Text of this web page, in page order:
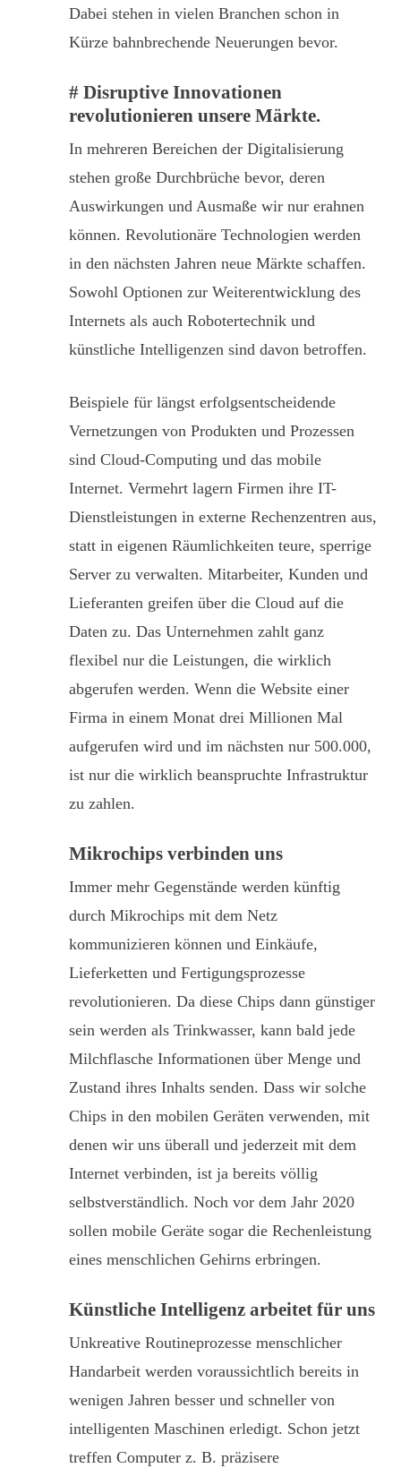
Dabei stehen in vielen Branchen schon in
Kürze bahnbrechende Neuerungen bevor.
# Disruptive Innovationen
revolutionieren unsere Märkte.
In mehreren Bereichen der Digitalisierung
stehen große Durchbrüche bevor, deren
Auswirkungen und Ausmaße wir nur erahnen
können. Revolutionäre Technologien werden
in den nächsten Jahren neue Märkte schaffen.
Sowohl Optionen zur Weiterentwicklung des
Internets als auch Robotertechnik und
künstliche Intelligenzen sind davon betroffen.
Beispiele für längst erfolgsentscheidende
Vernetzungen von Produkten und Prozessen
sind Cloud-Computing und das mobile
Internet. Vermehrt lagern Firmen ihre IT-
Dienstleistungen in externe Rechenzentren aus,
statt in eigenen Räumlichkeiten teure, sperrige
Server zu verwalten. Mitarbeiter, Kunden und
Lieferanten greifen über die Cloud auf die
Daten zu. Das Unternehmen zahlt ganz
flexibel nur die Leistungen, die wirklich
abgerufen werden. Wenn die Website einer
Firma in einem Monat drei Millionen Mal
aufgerufen wird und im nächsten nur 500.000,
ist nur die wirklich beanspruchte Infrastruktur
zu zahlen.
Mikrochips verbinden uns
Immer mehr Gegenstände werden künftig
durch Mikrochips mit dem Netz
kommunizieren können und Einkäufe,
Lieferketten und Fertigungsprozesse
revolutionieren. Da diese Chips dann günstiger
sein werden als Trinkwasser, kann bald jede
Milchflasche Informationen über Menge und
Zustand ihres Inhalts senden. Dass wir solche
Chips in den mobilen Geräten verwenden, mit
denen wir uns überall und jederzeit mit dem
Internet verbinden, ist ja bereits völlig
selbstverständlich. Noch vor dem Jahr 2020
sollen mobile Geräte sogar die Rechenleistung
eines menschlichen Gehirns erbringen.
Künstliche Intelligenz arbeitet für uns
Unkreative Routineprozesse menschlicher
Handarbeit werden voraussichtlich bereits in
wenigen Jahren besser und schneller von
intelligenten Maschinen erledigt. Schon jetzt
treffen Computer z. B. präzisere